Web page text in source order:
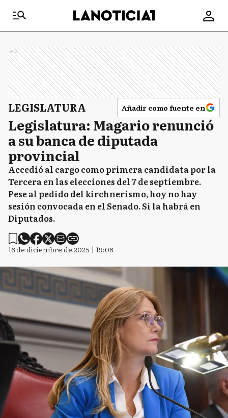
Ads
LEGISLATURA Añadir como fuente en
Legislatura: Magario renunció
a su banca de diputada
provincial
Accedió al cargo como primera candidata por la
Tercera en las elecciones del 7 de septiembre.
Pese al pedido del kirchnerismo, hoy no hay
sesión convocada en el Senado. Sí la habrá en
Diputados.
16 de diciembre de 2025 | 19:06